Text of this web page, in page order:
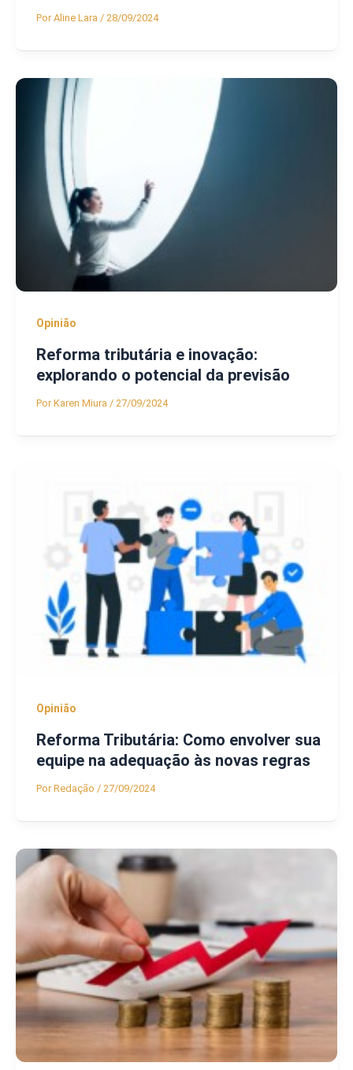
PorAline Lara / 28/09/2024
Opinião
Reforma tributária e inovação:
explorando o potencial da previsão
PorKaren Miura / 27/09/2024
Opinião
Reforma Tributária: Como envolver sua
equipe na adequação às novas regras
PorRedação / 27/09/2024